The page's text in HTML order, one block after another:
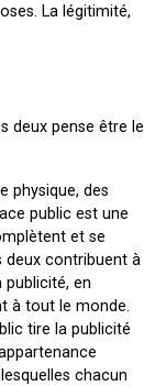
La légitimité,
deux pense être le
physique, des
public est une
et se
deux contribuent à
publicité, en
à tout le monde.
tire la publicité
chacun